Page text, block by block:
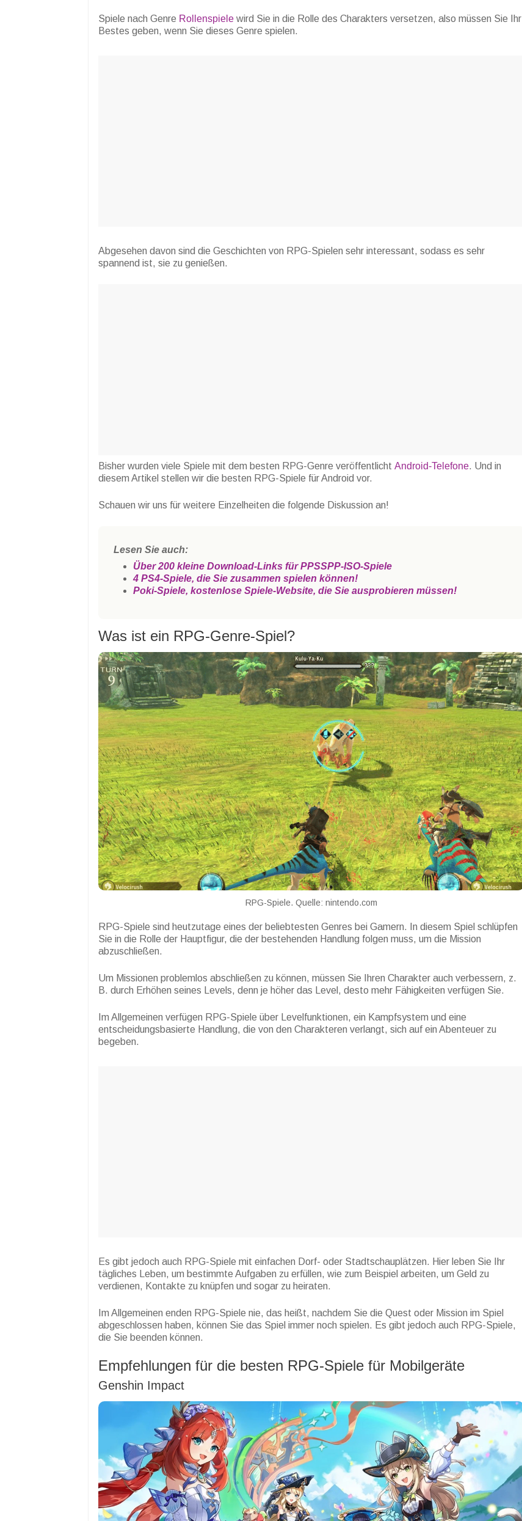
Spiele nach Genre Rollenspiele wird Sie in die Rolle des Charakters versetzen, also müssen Sie Ihr
Bestes geben, wenn Sie dieses Genre spielen.
Abgesehen davon sind die Geschichten von RPG-Spielen sehr interessant, sodass es sehr
spannend ist, sie zu genießen.
Bisher wurden viele Spiele mit dem besten RPG-Genre veröffentlicht Android-Telefone. Und in
diesem Artikel stellen wir die besten RPG-Spiele für Android vor.
Schauen wir uns für weitere Einzelheiten die folgende Diskussion an!
Lesen Sie auch:
Über 200 kleine Download-Links für PPSSPP-ISO-Spiele
4 PS4-Spiele, die Sie zusammen spielen können!
Poki-Spiele, kostenlose Spiele-Website, die Sie ausprobieren müssen!
Was ist ein RPG-Genre-Spiel?
RPG-Spiele. Quelle: nintendo.com
RPG-Spiele sind heutzutage eines der beliebtesten Genres bei Gamern.
In diesem Spiel schlüpfen
Sie in die Rolle der Hauptfigur, die der bestehenden Handlung folgen muss, um die Mission
abzuschließen.
Um Missionen problemlos abschließen zu können, müssen Sie Ihren Charakter auch verbessern, z.
B. durch Erhöhen seines Levels, denn je höher das Level, desto mehr Fähigkeiten verfügen Sie.
Im Allgemeinen verfügen RPG-Spiele über Levelfunktionen, ein Kampfsystem und eine
entscheidungsbasierte Handlung, die von den Charakteren verlangt, sich auf ein Abenteuer zu
begeben.
Es gibt jedoch auch RPG-Spiele mit einfachen Dorf- oder Stadtschauplätzen. Hier leben Sie Ihr
tägliches Leben, um bestimmte Aufgaben zu erfüllen, wie zum Beispiel arbeiten, um Geld zu
verdienen, Kontakte zu knüpfen und sogar zu heiraten.
Im Allgemeinen enden RPG-Spiele nie, das heißt, nachdem Sie die Quest oder Mission im Spiel
abgeschlossen haben, können Sie das Spiel immer noch spielen. Es gibt jedoch auch RPG-Spiele,
die Sie beenden können.
Empfehlungen für die besten RPG-Spiele für Mobilgeräte
Genshin Impact